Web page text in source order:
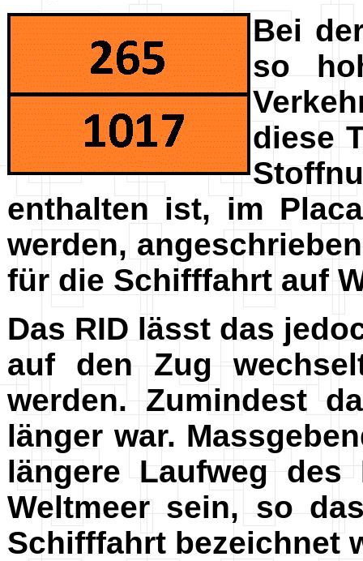
Bei
so
diese
enthalten ist, im
werden,
für die Schifffahrt auf
Das RID lässt das
auf den Zug
werden. Zumindest
länger war.
längere Laufweg
Weltmeer sein, so
Schifffahrt bezeichnet